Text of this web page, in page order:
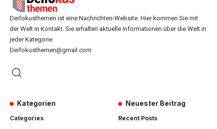
Deifokusthemen ist eine Nachrichten-Website. Hier kommen Sie mit
der Welt in Kontakt. Sie erhalten aktuelle Informationen über die Welt in
jeder Kategorie.
Deifokusthemen@gmail.com
Kategorien
Categories
Neuester Beitrag
Recent Posts